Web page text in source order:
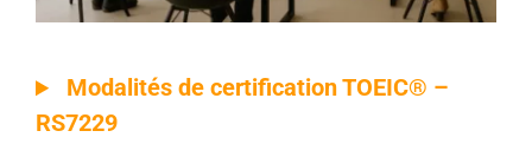
Modalités de certification TOEIC® –
RS7229